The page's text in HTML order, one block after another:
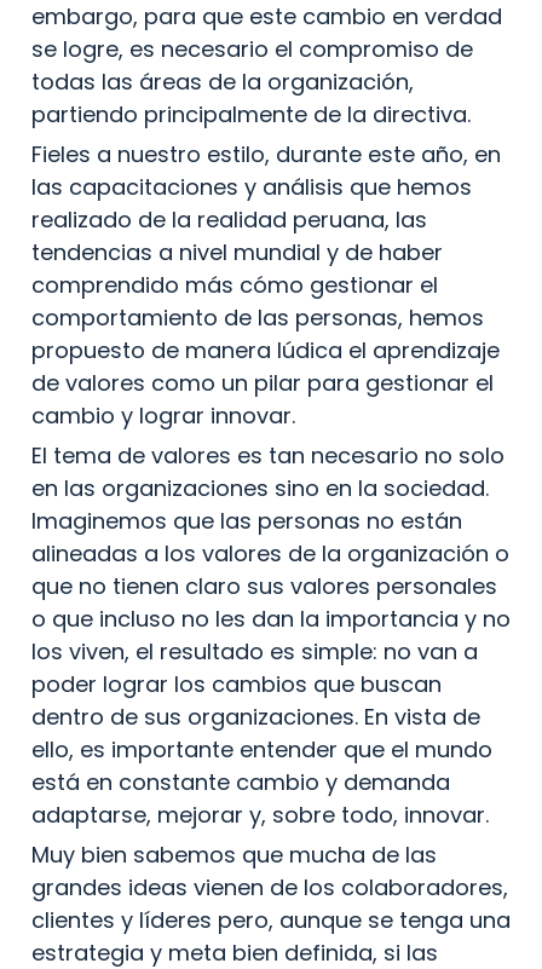
embargo, para que este cambio en verdad
se logre, es necesario el compromiso de
todas las áreas de la organización,
partiendo principalmente de la directiva.
Fieles a nuestro estilo, durante este año, en
las capacitaciones y análisis que hemos
realizado de la realidad peruana, las
tendencias a nivel mundial y de haber
comprendido más cómo gestionar el
comportamiento de las personas, hemos
propuesto de manera lúdica el aprendizaje
de valores como un pilar para gestionar el
cambio y lograr innovar.
El tema de valores es tan necesario no solo
en las organizaciones sino en la sociedad.
Imaginemos que las personas no están
alineadas a los valores de la organización o
que no tienen claro sus valores personales
o que incluso no les dan la importancia y no
los viven, el resultado es simple: no van a
poder lograr los cambios que buscan
dentro de sus organizaciones. En vista de
ello, es importante entender que el mundo
está en constante cambio y demanda
adaptarse, mejorar y, sobre todo, innovar.
Muy bien sabemos que mucha de las
grandes ideas vienen de los colaboradores,
clientes y líderes pero, aunque se tenga una
estrategia y meta bien definida, si las